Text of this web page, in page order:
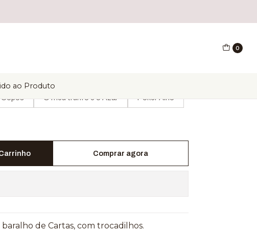
0
ao Produto
Copos O meu trunfo é o Azar Poker Alho
Comprar agora
de Cartas, com trocadilhos.